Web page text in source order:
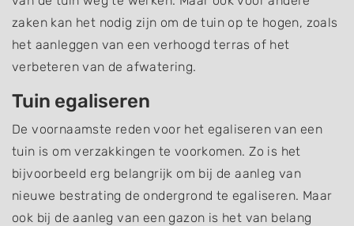
zaken kan het nodig zijn om de tuin op te hogen, zoals
het aanleggen van een verhoogd terras of het
verbeteren van de afwatering.
Tuin egaliseren
De voornaamste reden voor het egaliseren van een
tuin is om verzakkingen te voorkomen. Zo is het
bijvoorbeeld erg belangrijk om bij de aanleg van
nieuwe bestrating de ondergrond te egaliseren. Maar
ook bij de aanleg van een gazon is het van belang